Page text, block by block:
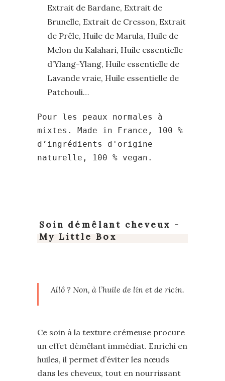
Extrait de Bardane, Extrait de
Brunelle, Extrait de Cresson, Extrait
de Prêle, Huile de Marula, Huile de
Melon du Kalahari, Huile essentielle
d’Ylang-Ylang, Huile essentielle de
Lavande vraie, Huile essentielle de
Patchouli…
Pour les peaux normales à
mixtes. Made in France, 100 %
d’ingrédients d'origine
naturelle, 100 % vegan.
Soin démêlant cheveux -
My Little Box
Allô ? Non, à l’huile de lin et de ricin.
Ce soin à la texture crémeuse procure
un effet démêlant immédiat. Enrichi en
huiles, il permet d’éviter les nœuds
dans les cheveux, tout en nourrissant